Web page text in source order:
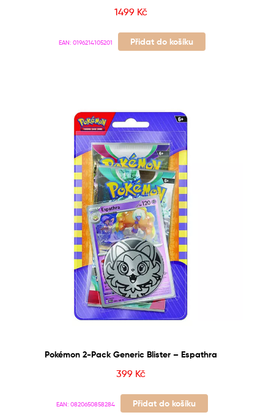
1499 Kč
EAN: 0196214105201 Přidat do košíku
Pokémon 2-Pack Generic Blister – Espathra
399 Kč
EAN: 0820650858284 Přidat do košíku